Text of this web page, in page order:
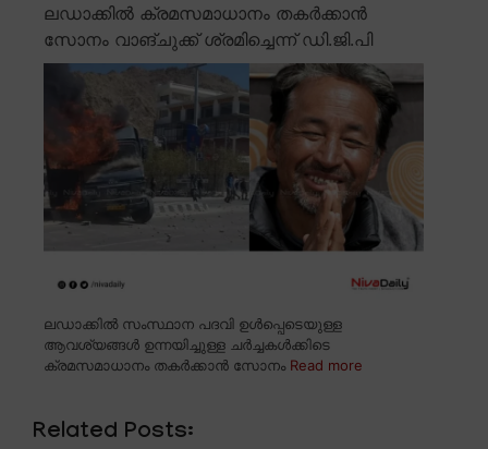
ലഡാക്കിൽ ക്രമസമാധാനം തകർക്കാൻ
സോനം വാങ്ചുക്ക് ശ്രമിച്ചെന്ന് ഡി.ജി.പി
ലഡാക്കിൽ സംസ്ഥാന പദവി ഉൾപ്പെടെയുള്ള
ആവശ്യങ്ങൾ ഉന്നയിച്ചുള്ള ചർച്ചകൾക്കിടെ
ക്രമസമാധാനം തകർക്കാൻ സോനം Read more
Related Posts: